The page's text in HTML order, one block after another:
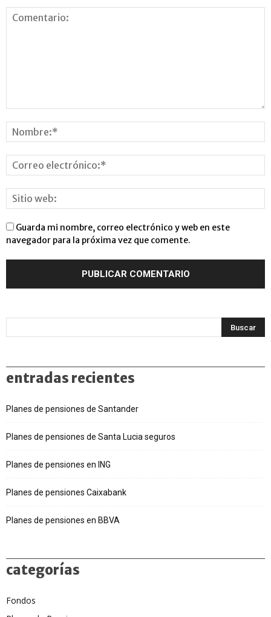
Guarda mi nombre, correo electrónico y web en este
navegador para la próxima vez que comente.
entradas recientes
Planes de pensiones de Santander
Planes de pensiones de Santa Lucia seguros
Planes de pensiones en ING
Planes de pensiones Caixabank
Planes de pensiones en BBVA
categorías
Fondos